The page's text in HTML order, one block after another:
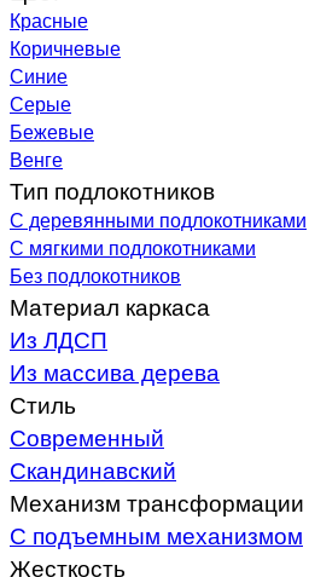
Красные
Коричневые
Синие
Серые
Бежевые
Венге
Тип подлокотников
С деревянными подлокотниками
С мягкими подлокотниками
Без подлокотников
Материал каркаса
Из ЛДСП
Из массива дерева
Стиль
Современный
Скандинавский
Механизм трансформации
С подъемным механизмом
Жесткость